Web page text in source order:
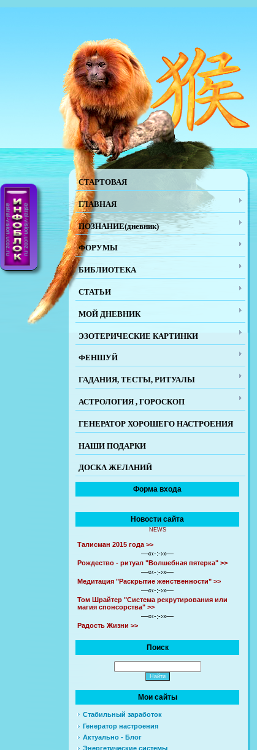
СТАРТОВАЯ
ГЛАВНАЯ
ПОЗНАНИЕ(дневник)
ФОРУМЫ
БИБЛИОТЕКА
СТАТЬИ
МОЙ ДНЕВНИК
ЭЗОТЕРИЧЕСКИЕ КАРТИНКИ
ФЕНШУЙ
ГАДАНИЯ, ТЕСТЫ, РИТУАЛЫ
АСТРОЛОГИЯ , ГОРОСКОП
ГЕНЕРАТОР ХОРОШЕГО НАСТРОЕНИЯ
НАШИ ПОДАРКИ
ДОСКА ЖЕЛАНИЙ
Форма входа
Новости сайта
NEWS
Талисман 2015 года >>
—«‹-:-›»—
Рождество - ритуал "Волшебная пятерка" >>
—«‹-:-›»—
Медитация "Раскрытие женственности" >>
—«‹-:-›»—
Том Шрайтер "Система рекрутирования или
магия спонсорства" >>
—«‹-:-›»—
Радость Жизни >>
Поиск
Мои сайты
Стабильный заработок
Генератор настроения
Актуально - Блог
Энергетические системы